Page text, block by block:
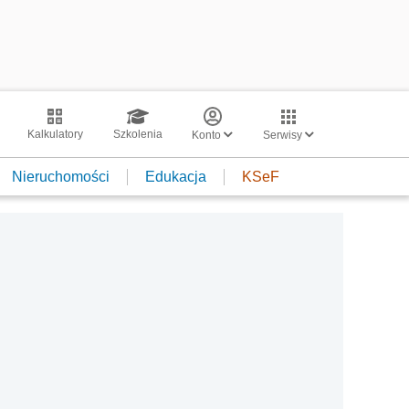
Kalkulatory Szkolenia Konto Serwisy
Nieruchomości Edukacja KSeF